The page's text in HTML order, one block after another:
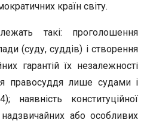
країн світу.
такі: проголошення
(суду, суддів) і створення
гарантій їх незалежності
правосуддя лише судами і
конституційної
або особливих